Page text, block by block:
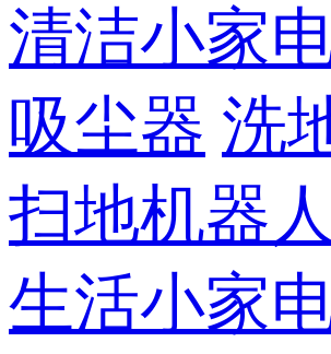
清洁小家
吸尘器 洗
扫地机器人
生活小家